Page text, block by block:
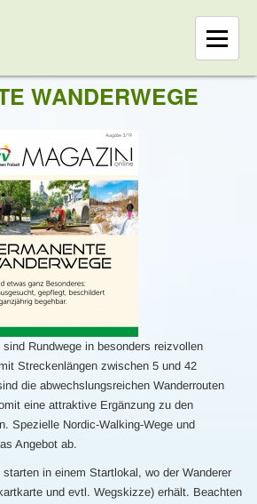
WANDERWEGE
Rundwege in besonders reizvollen
Streckenlängen zwischen 5 und 42
die abwechslungsreichen Wanderrouten
eine attraktive Ergänzung zu den
Spezielle Nordic-Walking-Wege und
Angebot ab.
starten in einem Startlokal, wo der Wanderer
und evtl. Wegskizze) erhält. Beachten